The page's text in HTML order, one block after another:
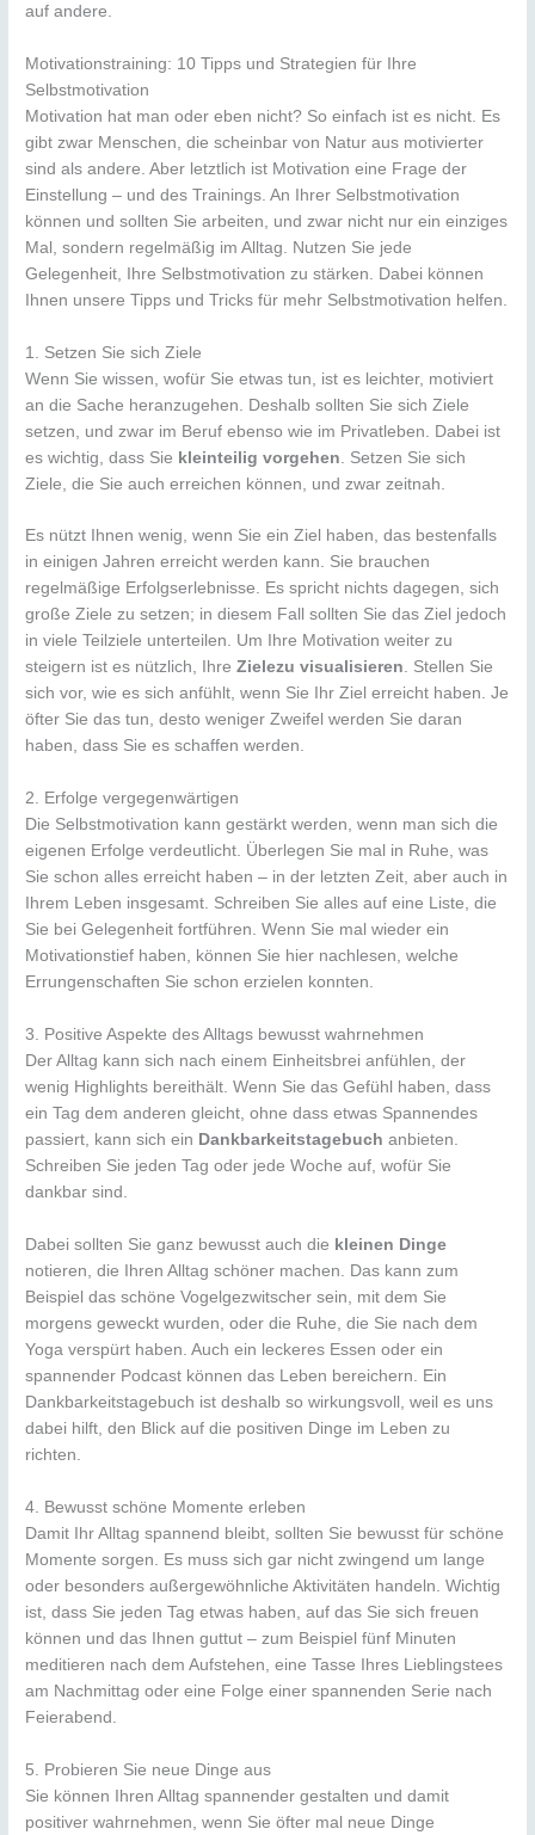
auf andere.
Motivationstraining: 10 Tipps und Strategien für Ihre
Selbstmotivation
Motivation hat man oder eben nicht? So einfach ist es nicht. Es
gibt zwar Menschen, die scheinbar von Natur aus motivierter
sind als andere. Aber letztlich ist Motivation eine Frage der
Einstellung – und des Trainings. An Ihrer Selbstmotivation
können und sollten Sie arbeiten, und zwar nicht nur ein einziges
Mal, sondern regelmäßig im Alltag. Nutzen Sie jede
Gelegenheit, Ihre Selbstmotivation zu stärken. Dabei können
Ihnen unsere Tipps und Tricks für mehr Selbstmotivation helfen.
1. Setzen Sie sich Ziele
Wenn Sie wissen, wofür Sie etwas tun, ist es leichter, motiviert
an die Sache heranzugehen. Deshalb sollten Sie sich Ziele
setzen, und zwar im Beruf ebenso wie im Privatleben. Dabei ist
es wichtig, dass Sie kleinteilig vorgehen . Setzen Sie sich
Ziele, die Sie auch erreichen können, und zwar zeitnah.
Es nützt Ihnen wenig, wenn Sie ein Ziel haben, das bestenfalls
in einigen Jahren erreicht werden kann. Sie brauchen
regelmäßige Erfolgserlebnisse. Es spricht nichts dagegen, sich
große Ziele zu setzen; in diesem Fall sollten Sie das Ziel jedoch
in viele Teilziele unterteilen. Um Ihre Motivation weiter zu
steigern ist es nützlich, IhreZielezu visualisieren. Stellen Sie
sich vor, wie es sich anfühlt, wenn Sie Ihr Ziel erreicht haben. Je
öfter Sie das tun, desto weniger Zweifel werden Sie daran
haben, dass Sie es schaffen werden.
2. Erfolge vergegenwärtigen
Die Selbstmotivation kann gestärkt werden, wenn man sich die
eigenen Erfolge verdeutlicht. Überlegen Sie mal in Ruhe, was
Sie schon alles erreicht haben – in der letzten Zeit, aber auch in
Ihrem Leben insgesamt. Schreiben Sie alles auf eine Liste, die
Sie bei Gelegenheit fortführen. Wenn Sie mal wieder ein
Motivationstief haben, können Sie hier nachlesen, welche
Errungenschaften Sie schon erzielen konnten.
3. Positive Aspekte des Alltags bewusst wahrnehmen
Der Alltag kann sich nach einem Einheitsbrei anfühlen, der
wenig Highlights bereithält. Wenn Sie das Gefühl haben, dass
ein Tag dem anderen gleicht, ohne dass etwas Spannendes
passiert, kann sich ein Dankbarkeitstagebuch anbieten.
Schreiben Sie jeden Tag oder jede Woche auf, wofür Sie
dankbar sind.
Dabei sollten Sie ganz bewusst auch die kleinen Dinge
notieren, die Ihren Alltag schöner machen. Das kann zum
Beispiel das schöne Vogelgezwitscher sein, mit dem Sie
morgens geweckt wurden, oder die Ruhe, die Sie nach dem
Yoga verspürt haben. Auch ein leckeres Essen oder ein
spannender Podcast können das Leben bereichern. Ein
Dankbarkeitstagebuch ist deshalb so wirkungsvoll, weil es uns
dabei hilft, den Blick auf die positiven Dinge im Leben zu
richten.
4. Bewusst schöne Momente erleben
Damit Ihr Alltag spannend bleibt, sollten Sie bewusst für schöne
Momente sorgen. Es muss sich gar nicht zwingend um lange
oder besonders außergewöhnliche Aktivitäten handeln. Wichtig
ist, dass Sie jeden Tag etwas haben, auf das Sie sich freuen
können und das Ihnen guttut – zum Beispiel fünf Minuten
meditieren nach dem Aufstehen, eine Tasse Ihres Lieblingstees
am Nachmittag oder eine Folge einer spannenden Serie nach
Feierabend.
5. Probieren Sie neue Dinge aus
Sie können Ihren Alltag spannender gestalten und damit
positiver wahrnehmen, wenn Sie öfter mal neue Dinge